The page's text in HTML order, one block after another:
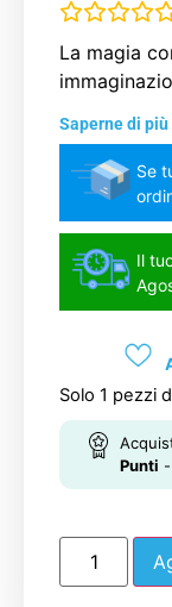
La magia
Saperne di più
Se
Il
Solo 1 pezzi
Punti